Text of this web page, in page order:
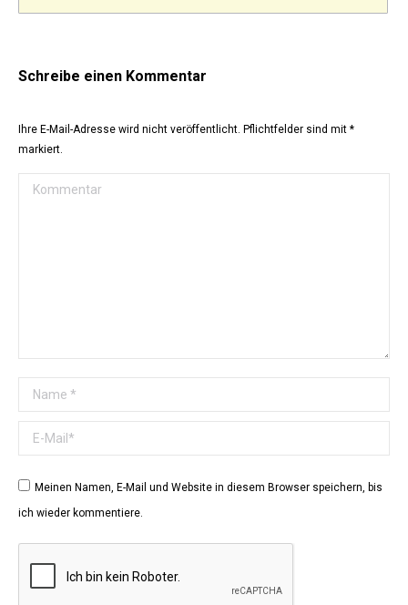
Schreibe einen Kommentar
Ihre E-Mail-Adresse wird nicht veröffentlicht. Pflichtfelder sind mit *
markiert.
Kommentar
Name *
E-Mail *
Meinen Namen, E-Mail und Website in diesem Browser speichern, bis
ich wieder kommentiere.